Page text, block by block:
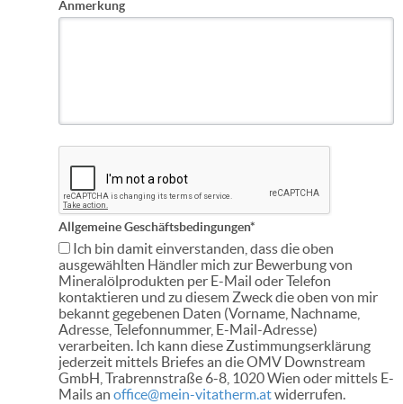
Anmerkung
Allgemeine Geschäftsbedingungen*
Ich bin damit einverstanden, dass die oben
ausgewählten Händler mich zur Bewerbung von
Mineralölprodukten per E-Mail oder Telefon
kontaktieren und zu diesem Zweck die oben von mir
bekannt gegebenen Daten (Vorname, Nachname,
Adresse, Telefonnummer, E-Mail-Adresse)
verarbeiten. Ich kann diese Zustimmungserklärung
jederzeit mittels Briefes an die OMV Downstream
GmbH, Trabrennstraße 6-8, 1020 Wien oder mittels E-
Mails an office@mein-vitatherm.atwiderrufen.